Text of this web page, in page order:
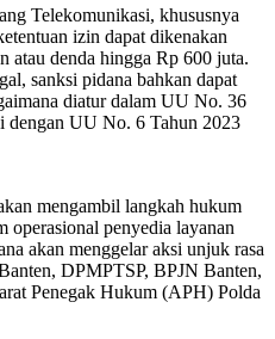
Telekomunikasi, khususnya
izin dapat dikenakan
atau denda hingga Rp 600 juta.
sanksi pidana bahkan dapat
diatur dalam UU No. 36
dengan UU No. 6 Tahun 2023
mengambil langkah hukum
operasional penyedia layanan
akan menggelar aksi unjuk rasa
DPMPTSP, BPJN Banten,
Penegak Hukum (APH) Polda